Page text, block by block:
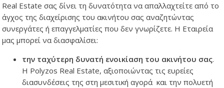
Real Estate σας δίνει τη δυνατότητα να απαλλαχτείτε από το
άγχος της διαχείρισης του ακινήτου σας αναζητώντας
συνεργάτες ή επαγγελματίες που δεν γνωρίζετε. Η Εταιρεία
μας μπορεί να διασφαλίσει:
την ταχύτερη δυνατή ενοικίαση του ακινήτου σας.
Η Polyzos Real Estate, αξιοποιώντας τις ευρείες
διασυνδέσεις της στη μεσιτική αγορά και την πολυετή